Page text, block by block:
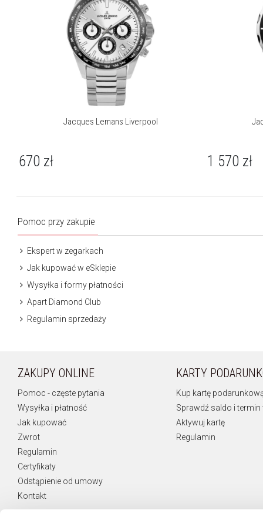
Jacques Lemans Liverpool
670 zł 1 570 zł
Pomoc przy zakupie
Ekspert w zegarkach
Jak kupować w eSklepie
Wysyłka i formy płatności
Apart Diamond Club
Regulamin sprzedaży
ZAKUPY ONLINE
Pomoc - częste pytania
Wysyłka i płatność
Jak kupować
Zwrot
Regulamin
Certyfikaty
Odstąpienie od umowy
Kontakt
KARTY
Kup kartę
Sprawdź saldo i
Aktywuj kartę
Regulamin